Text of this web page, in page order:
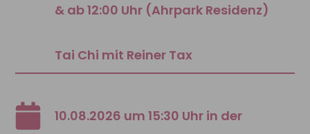
& ab 12:00 Uhr (Ahrpark Residenz)
Tai Chi mit Reiner Tax
10.08.2026 um 15:30 Uhr in der